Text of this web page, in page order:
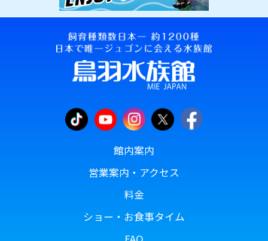
館内案内
営業案内・アクセス
料金
ショー・お食事タイム